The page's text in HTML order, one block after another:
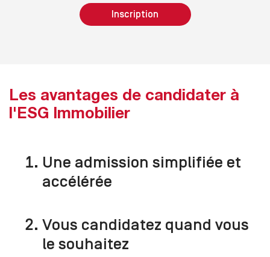
Inscription
Inscription
Les avantages de candidater à
l'ESG Immobilier
Une admission simplifiée et
accélérée
Vous candidatez quand vous
le souhaitez